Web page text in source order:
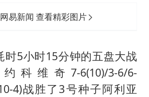
易新闻 查看精彩图片
时5小时15分钟的五盘大战
科维奇7-6(10)/3-6/6-
4)战胜了3号种子阿利亚